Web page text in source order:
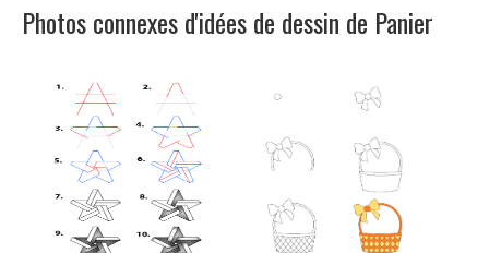
Photos connexes d'idées de dessin de Panier